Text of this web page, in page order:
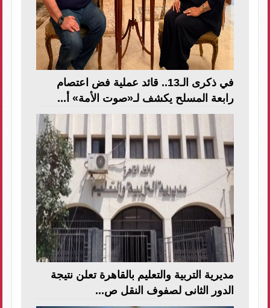
في ذكرى الـ13.. قائد عملية فض اعتصام
رابعة المسلح يكشف لـ«صوت الأمة» أ...
مديرية التربية والتعليم بالقاهرة تعلن نتيجة
الدور الثانى لصفوف النقل ص...